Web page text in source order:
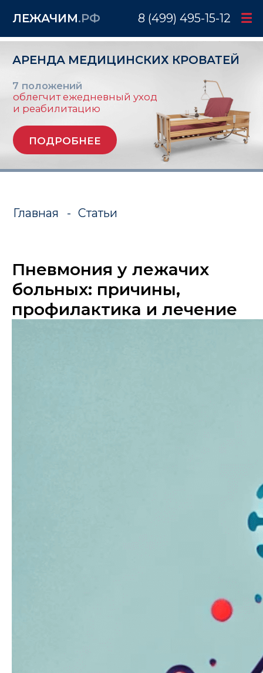
ЛЕЖАЧИМ.РФ 8 (499) 495-15-12
АРЕНДА МЕДИЦИНСКИХ КРОВАТЕЙ
ПОДРОБНЕЕ
7 положений
Главная - Статьи
Пневмония у лежачих
больных: причины,
профилактика и лечение